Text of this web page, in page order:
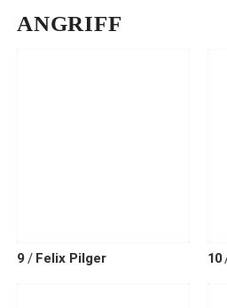
ANGRIFF
Felix Pilger
9 10